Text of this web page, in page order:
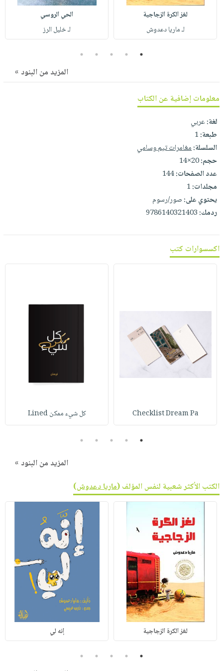
صابون
أطفال
مناسبات
فيديوهات
أسئلة
يتكرر
نيل
وفرات
انشر
كتابك
تواصل
معنا
لغز الكرة الزجاجية
لـ ماريا دعدوش
الحي الروسي
لـ خليل الرز
1
2
3
4
5
المزيد من البنود »
معلومات إضافية عن الكتاب
لغة:عربي
طبعة:1
السلسلة:مغامرات تيم وسامي
حجم:20×14
عدد الصفحات:144
مجلدات:1
يحتوي على:صور/رسوم
ردمك:9786140321403
اكسسوارات كتب
Checklist Dream Pa كل شيء ممكن Lined
1
2
3
4
5
المزيد من البنود »
الكتب الأكثر شعبية لنفس المؤلف (ماريا دعدوش)
لغز الكرة الزجاجية إنه لي
1
2
3
4
5